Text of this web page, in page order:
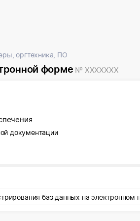
оргтехника, ПО
форме № XXXXXXX
документации
баз данных на электронном